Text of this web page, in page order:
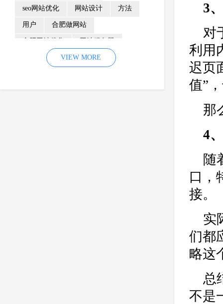
seo网站优化 网站设计 方法
用户 合肥做网站
优化 网站降权
企业网站建设 效果 页面
VIEW MORE
3
对
利用
迟页
值”
那
4
随
口，
接。
实
们都
略这
总
不是